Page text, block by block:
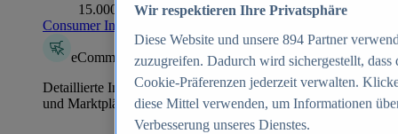
15.000+ Marken
Consumer Insights entdecken
eCommerce Insights
Detaillierte Informationen zu mehr als 39.000 Online-Shops
und Marktplätzen
Wir respektieren Ihre Privatsphäre
Diese Website und unsere 894 Partner
zuzugreifen. Dadurch wird sichergestellt,
Cookie-Präferenzen jederzeit verwalten.
diese Mittel verwenden, um Informationen
Verbesserung unseres Dienstes.